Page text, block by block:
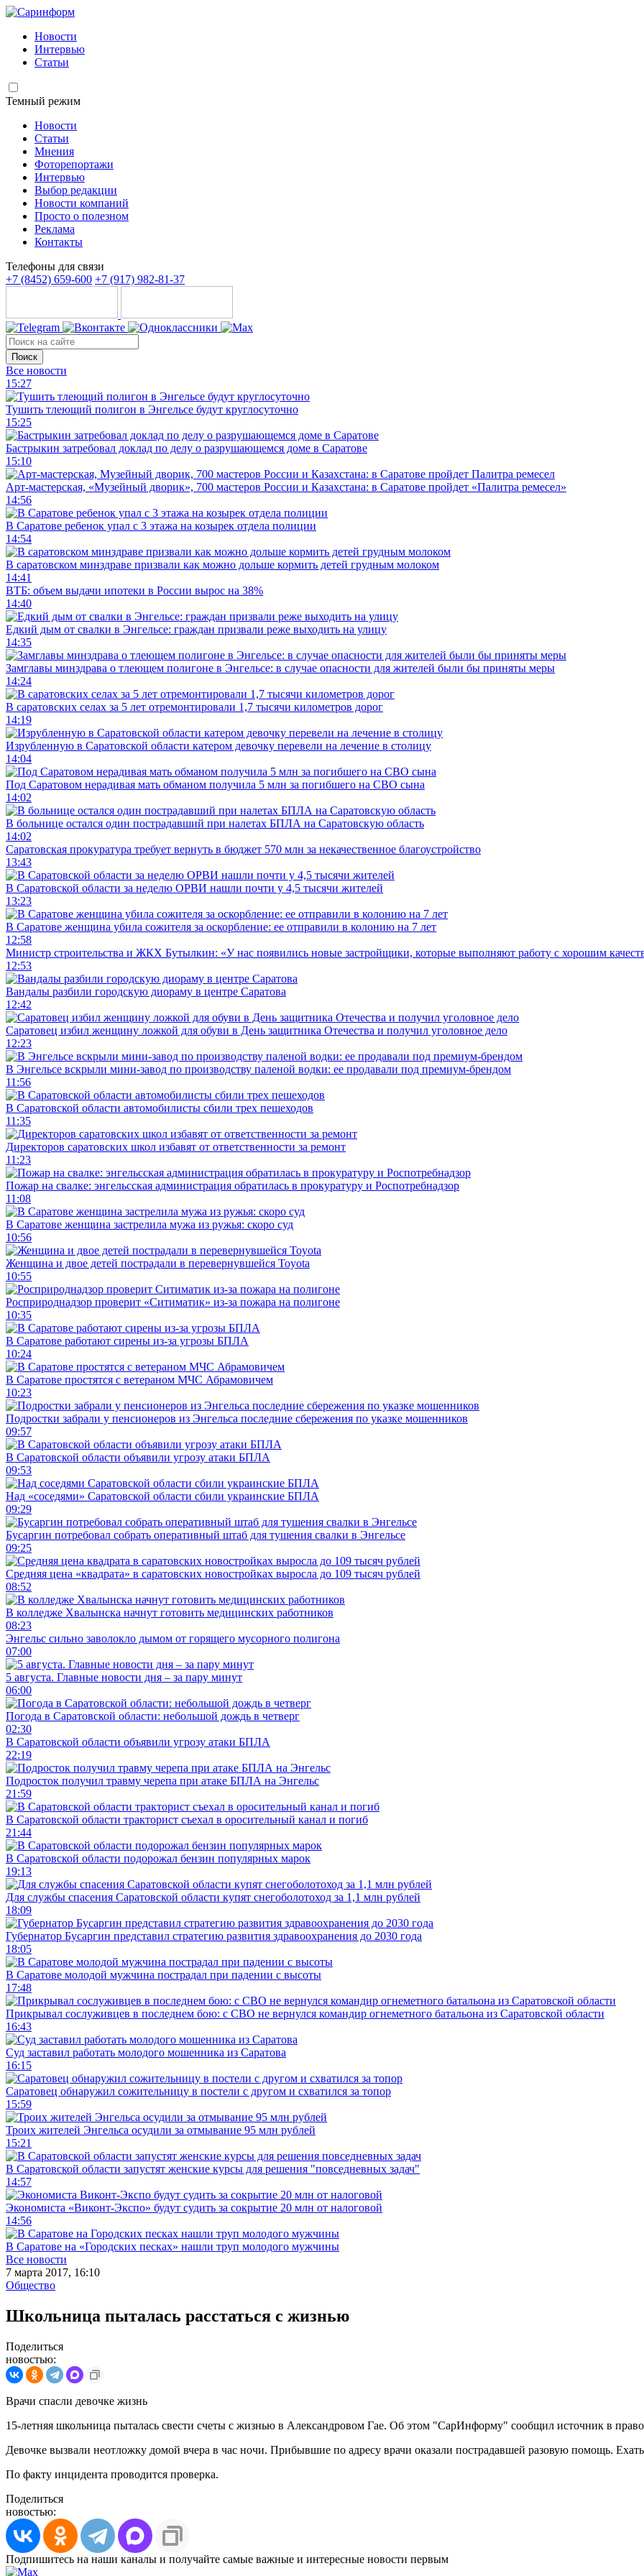
Новости
Интервью
Статьи
Темный режим
Новости
Статьи
Мнения
Фоторепортажи
Интервью
Выбор редакции
Новости компаний
Просто о полезном
Реклама
Контакты
Телефоны для связи
+7 (8452) 659-600 +7 (917) 982-81-37
Поиск
Все новости
15:27
Тушить тлеющий полигон в Энгельсе будут круглосуточно
15:25
Бастрыкин затребовал доклад по делу о разрушающемся доме в Саратове
15:10
Арт-мастерская, «Музейный дворик», 700 мастеров России и Казахстана: в Саратове пройдет «Палитра ремесел»
14:56
В Саратове ребенок упал с 3 этажа на козырек отдела полиции
14:54
В саратовском минздраве призвали как можно дольше кормить детей грудным молоком
14:41
ВТБ: объем выдачи ипотеки в России вырос на 38%
14:40
Едкий дым от свалки в Энгельсе: граждан призвали реже выходить на улицу
14:35
Замглавы минздрава о тлеющем полигоне в Энгельсе: в случае опасности для жителей были бы приняты меры
14:24
В саратовских селах за 5 лет отремонтировали 1,7 тысячи километров дорог
14:19
Изрубленную в Саратовской области катером девочку перевели на лечение в столицу
14:04
Под Саратовом нерадивая мать обманом получила 5 млн за погибшего на СВО сына
14:02
В больнице остался один пострадавший при налетах БПЛА на Саратовскую область
14:02
Саратовская прокуратура требует вернуть в бюджет 570 млн за некачественное благоустройство
13:43
В Саратовской области за неделю ОРВИ нашли почти у 4,5 тысячи жителей
13:23
В Саратове женщина убила сожителя за оскорбление: ее отправили в колонию на 7 лет
12:58
Министр строительства и ЖКХ Бутылкин: «У нас появились новые застройщики, которые выполняют работу с хорошим
12:53
Вандалы разбили городскую диораму в центре Саратова
12:42
Саратовец избил женщину ложкой для обуви в День защитника Отечества и получил уголовное дело
12:23
В Энгельсе вскрыли мини-завод по производству паленой водки: ее продавали под премиум-брендом
11:56
В Саратовской области автомобилисты сбили трех пешеходов
11:35
Директоров саратовских школ избавят от ответственности за ремонт
11:23
Пожар на свалке: энгельсская администрация обратилась в прокуратуру и Роспотребнадзор
11:08
В Саратове женщина застрелила мужа из ружья: скоро суд
10:56
Женщина и двое детей пострадали в перевернувшейся Toyota
10:55
Росприроднадзор проверит «Ситиматик» из-за пожара на полигоне
10:35
В Саратове работают сирены из-за угрозы БПЛА
10:24
В Саратове простятся с ветераном МЧС Абрамовичем
10:23
Подростки забрали у пенсионеров из Энгельса последние сбережения по указке мошенников
09:57
В Саратовской области объявили угрозу атаки БПЛА
09:53
Над «соседями» Саратовской области сбили украинские БПЛА
09:29
Бусаргин потребовал собрать оперативный штаб для тушения свалки в Энгельсе
09:25
Средняя цена «квадрата» в саратовских новостройках выросла до 109 тысяч рублей
08:52
В колледже Хвалынска начнут готовить медицинских работников
08:23
Энгельс сильно заволокло дымом от горящего мусорного полигона
07:00
5 августа. Главные новости дня – за пару минут
06:00
Погода в Саратовской области: небольшой дождь в четверг
02:30
В Саратовской области объявили угрозу атаки БПЛА
22:19
Подросток получил травму черепа при атаке БПЛА на Энгельс
21:59
В Саратовской области тракторист съехал в оросительный канал и погиб
21:44
В Саратовской области подорожал бензин популярных марок
19:13
Для службы спасения Саратовской области купят снегоболотоход за 1,1 млн рублей
18:09
Губернатор Бусаргин представил стратегию развития здравоохранения до 2030 года
18:05
В Саратове молодой мужчина пострадал при падении с высоты
17:48
Прикрывал сослуживцев в последнем бою: с СВО не вернулся командир огнеметного батальона из Саратовской области
16:43
Суд заставил работать молодого мошенника из Саратова
16:15
Саратовец обнаружил сожительницу в постели с другом и схватился за топор
15:59
Троих жителей Энгельса осудили за отмывание 95 млн рублей
15:21
В Саратовской области запустят женские курсы для решения "повседневных задач"
14:57
Экономиста «Виконт-Экспо» будут судить за сокрытие 20 млн от налоговой
14:56
В Саратове на «Городских песках» нашли труп молодого мужчины
Все новости
7 марта 2017, 16:10
Общество
Школьница пыталась расстаться с жизнью
Поделиться
новостью:
Врачи спасли девочке жизнь
15-летняя школьница пыталась свести счеты с жизнью в Александровом Гае. Об этом "СарИнформу" сообщил источник в
Девочке вызвали неотложку домой вчера в час ночи. Прибывшие по адресу врачи оказали пострадавшей разовую помощь. Ехать
По факту инцидента проводится проверка.
Поделиться
новостью:
Подпишитесь на наши каналы и получайте самые важные и интересные новости первым